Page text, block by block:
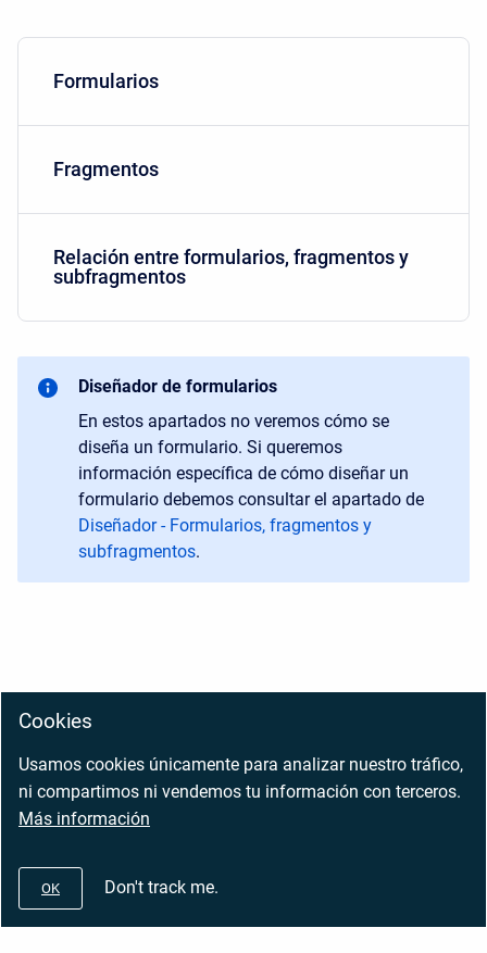
Formularios
Fragmentos
Relación entre formularios, fragmentos y
subfragmentos
Diseñador de formularios
En estos apartados no veremos cómo se
diseña un formulario. Si queremos
información específica de cómo diseñar un
formulario debemos consultar el apartado de
Diseñador - Formularios, fragmentos y
subfragmentos.
Cookies
Usamos cookies únicamente para analizar nuestro tráfico,
ni compartimos ni vendemos tu información con terceros.
Más información
OK Don't track me.